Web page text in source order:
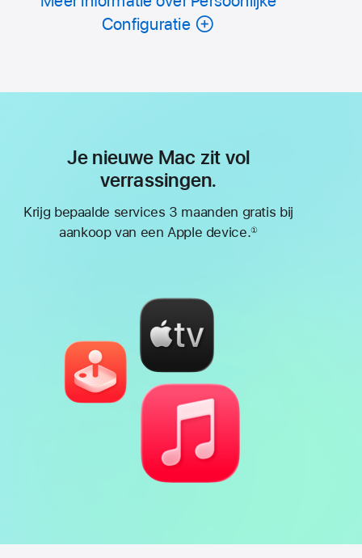
Configuratie
Je nieuwe Mac zit vol
verrassingen.
Krijg bepaalde services 3 maanden gratis bij
aankoop van een Apple device.①